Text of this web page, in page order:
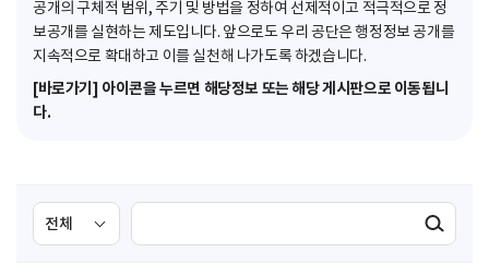
공개의 구체적 범위, 주기 및 방법을 정하여 선제적이고 적극적으로 정
보공개를 실현하는 제도입니다. 앞으로도 우리 공단은 행정정보 공개를
지속적으로 확대하고 이를 실천해 나가도록 하겠습니다.
[바로가기] 아이콘을 누르면 해당정보 또는 해당 게시판으로 이동됩니
다.
검
색
색
검색실행